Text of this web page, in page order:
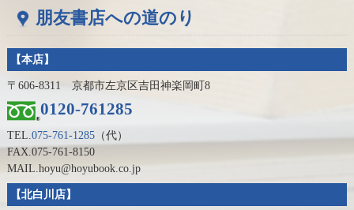
朋友書店への道のり
【本店】
〒606-8311 京都市左京区吉田神楽岡町8
0120-761285
TEL.075-761-1285（代）
FAX.075-761-8150
MAIL.hoyu@hoyubook.co.jp
【北白川店】